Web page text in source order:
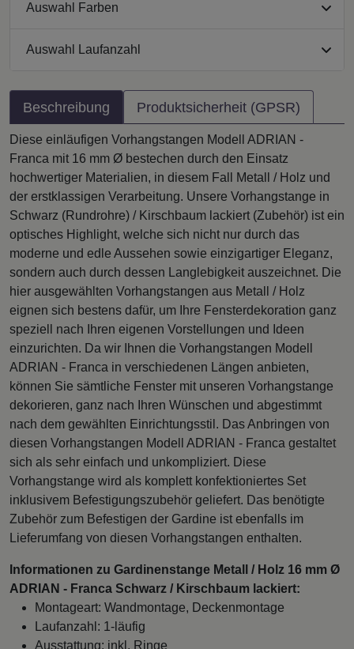
Auswahl Farben
Auswahl Laufanzahl
Beschreibung Produktsicherheit (GPSR)
Diese einläufigen Vorhangstangen Modell ADRIAN -
Franca mit 16 mm Ø bestechen durch den Einsatz
hochwertiger Materialien, in diesem Fall Metall / Holz und
der erstklassigen Verarbeitung. Unsere Vorhangstange in
Schwarz (Rundrohre) / Kirschbaum lackiert (Zubehör) ist ein
optisches Highlight, welche sich nicht nur durch das
moderne und edle Aussehen sowie einzigartiger Eleganz,
sondern auch durch dessen Langlebigkeit auszeichnet. Die
hier ausgewählten Vorhangstangen aus Metall / Holz
eignen sich bestens dafür, um Ihre Fensterdekoration ganz
speziell nach Ihren eigenen Vorstellungen und Ideen
einzurichten. Da wir Ihnen die Vorhangstangen Modell
ADRIAN - Franca in verschiedenen Längen anbieten,
können Sie sämtliche Fenster mit unseren Vorhangstange
dekorieren, ganz nach Ihren Wünschen und abgestimmt
nach dem gewählten Einrichtungsstil. Das Anbringen von
diesen Vorhangstangen Modell ADRIAN - Franca gestaltet
sich als sehr einfach und unkompliziert. Diese
Vorhangstange wird als komplett konfektioniertes Set
inklusivem Befestigungszubehör geliefert. Das benötigte
Zubehör zum Befestigen der Gardine ist ebenfalls im
Lieferumfang von diesen Vorhangstangen enthalten.
Informationen zu Gardinenstange Metall / Holz 16 mm Ø
ADRIAN - Franca Schwarz / Kirschbaum lackiert:
Montageart: Wandmontage, Deckenmontage
Laufanzahl: 1-läufig
Ausstattung: inkl. Ringe